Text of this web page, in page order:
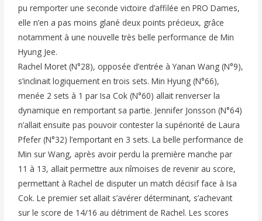
pu remporter une seconde victoire d’affilée en PRO Dames,
elle n’en a pas moins glané deux points précieux, grâce
notamment à une nouvelle très belle performance de Min
Hyung Jee.
Rachel Moret (N°28), opposée d’entrée à Yanan Wang (N°9),
s’inclinait logiquement en trois sets. Min Hyung (N°66),
menée 2 sets à 1 par Isa Cok (N°60) allait renverser la
dynamique en remportant sa partie. Jennifer Jonsson (N°64)
n’allait ensuite pas pouvoir contester la supériorité de Laura
Pfefer (N°32) l’emportant en 3 sets. La belle performance de
Min sur Wang, après avoir perdu la première manche par
11 à 13, allait permettre aux nîmoises de revenir au score,
permettant à Rachel de disputer un match décisif face à Isa
Cok. Le premier set allait s’avérer déterminant, s’achevant
sur le score de 14/16 au détriment de Rachel. Les scores